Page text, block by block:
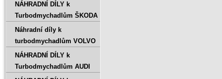
NÁHRADNÍ DÍLY k
Turbodmychadlům ŠKODA
Náhradní díly k
turbodmychadlům VOLVO
NÁHRADNÍ DÍLY k
Turbodmychadlům AUDI